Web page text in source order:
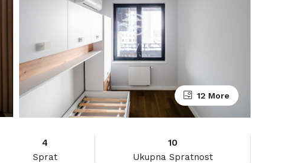
12 More
4
Sprat
10
Ukupna Spratnost